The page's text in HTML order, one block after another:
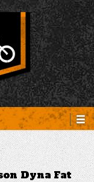
boutique, pièces
Dyna Fat